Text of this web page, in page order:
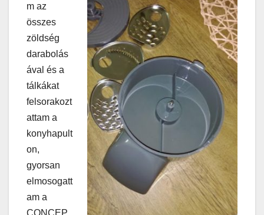
m az
összes
zöldség
darabolás
ával és a
tálkákat
felsorakozt
attam a
konyhapult
on,
gyorsan
elmosogatt
am a
CONCEP